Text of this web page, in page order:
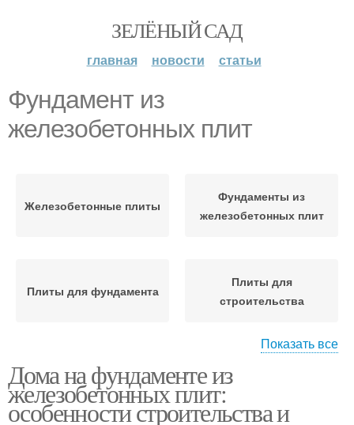
ЗЕЛЁНЫЙ САД
главная новости статьи
Фундамент из
железобетонных плит
Железобетонные плиты
Фундаменты из
железобетонных плит
Плиты для фундамента
Плиты для
строительства
Подушка под
железобетонные плиты
Плиты в фундаменте
Показать все
Дома на фундаменте из
железобетонных плит:
особенности строительства и